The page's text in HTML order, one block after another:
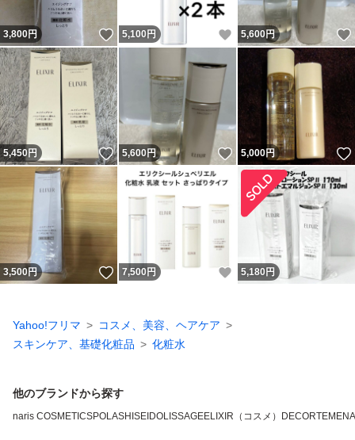
3,800円 いいね！
5,100 円 いいね！
5,600円
5,450円 いいね！
5,600円 いいね！
5,000円
3,500円 いいね！
7,500円 いいね！
5,180 円
Yahoo!フリマ
コスメ、美容、ヘアケア
スキンケア、基礎化粧品
化粧水
他のブランドから探す
naris COSMETICSPOLASHISEIDOLISSAGEELIXIR（コスメ） DECORTE